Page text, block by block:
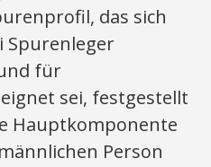
das sich
Spurenleger
für
sei, festgestellt
Hauptkomponente
Person